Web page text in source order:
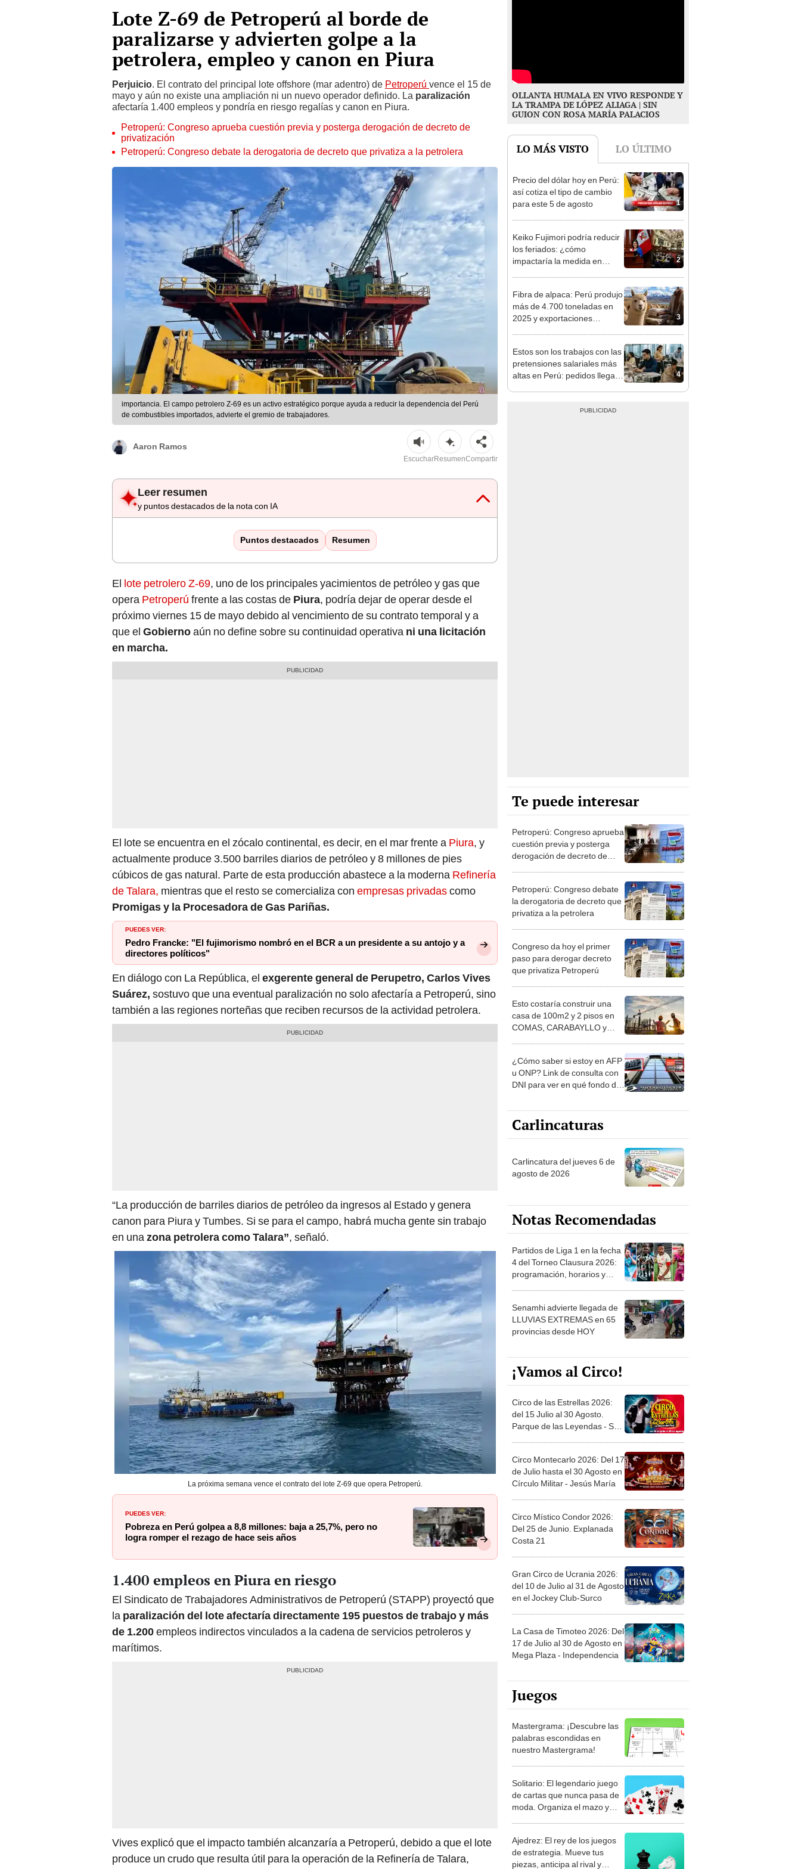
Lote Z-69 de Petroperú al borde de
paralizarse y advierten golpe a la
petrolera, empleo y canon en Piura
Perjuicio. El contrato del principal lote offshore (mar adentro) de Petroperú vence el 15 de
mayo y aún no existe una ampliación ni un nuevo operador definido. La paralización
afectaría 1.400 empleos y pondría en riesgo regalías y canon en Piura.
Petroperú: Congreso aprueba cuestión previa y posterga derogación de decreto de
privatización
Petroperú: Congreso debate la derogatoria de decreto que privatiza a la petrolera
importancia. El campo petrolero Z-69 es un activo estratégico porque ayuda a reducir la dependencia del Perú
de combustibles importados, advierte el gremio de trabajadores.
Aaron Ramos
EscucharResumenCompartir
Leer resumen
y puntos destacados de la nota con IA
Puntos destacados Resumen
El lote petrolero Z-69, uno de los principales yacimientos de petróleo y gas que
opera Petroperú frente a las costas de Piura, podría dejar de operar desde el
próximo viernes 15 de mayo debido al vencimiento de su contrato temporal y a
que el Gobiernoaún no define sobre su continuidad operativa ni una licitación
en marcha.
El lote se encuentra en el zócalo continental, es decir, en el mar frente a Piura, y
actualmente produce 3.500 barriles diarios de petróleo y 8 millones de pies
cúbicos de gas natural. Parte de esta producción abastece a la moderna Refinería
de Talara, mientras que el resto se comercializa con empresas privadascomo
Promigas y la Procesadora de Gas Pariñas.
PUEDES VER:
Pedro Francke: "El fujimorismo nombró en el BCR a un presidente a su antojo y a
directores políticos"
En diálogo con La República, el exgerente general de Perupetro, Carlos Vives
Suárez, sostuvo que una eventual paralización no solo afectaría a Petroperú, sino
también a las regiones norteñas que reciben recursos de la actividad petrolera.
“La producción de barriles diarios de petróleo da ingresos al Estado y genera
canon para Piura y Tumbes. Si se para el campo, habrá mucha gente sin trabajo
en unazona petrolera como Talara”, señaló.
La próxima semana vence el contrato del lote Z-69 que opera Petroperú.
PUEDES VER:
Pobreza en Perú golpea a 8,8 millones: baja a 25,7%, pero no
logra romper el rezago de hace seis años
1.400 empleos en Piura en riesgo
El Sindicato de Trabajadores Administrativos de Petroperú (STAPP) proyectó que
la paralización del lote afectaría directamente 195 puestos de trabajo y más
de 1.200empleos indirectos vinculados a la cadena de servicios petroleros y
marítimos.
Vives explicó que el impacto también alcanzaría a Petroperú, debido a que el lote
produce un crudo que resulta útil para la operación de la Refinería de Talara,
OLLANTA HUMALA EN VIVO RESPONDE Y
LA TRAMPA DE LÓPEZ ALIAGA | SIN
GUION CON ROSA MARÍA PALACIOS
LO MÁS VISTO LO ÚLTIMO
1
Precio del dólar hoy en Perú:
así cotiza el tipo de cambio
para este 5 de agosto
2
Keiko Fujimori podría reducir
los feriados: ¿cómo
impactaría la medida en
3
Fibra de alpaca: Perú produjo
más de 4.700 toneladas en
2025 y exportaciones
4
Estos son los trabajos con las
pretensiones salariales más
altas en Perú: pedidos llegan
Te puede interesar
Petroperú: Congreso aprueba
cuestión previa y posterga
derogación de decreto de
Petroperú: Congreso debate
la derogatoria de decreto que
privatiza a la petrolera
Congreso da hoy el primer
paso para derogar decreto
que privatiza Petroperú
Esto costaría construir una
casa de 100m2 y 2 pisos en
COMAS, CARABAYLLO y
¿Cómo saber si estoy en AFP
u ONP? Link de consulta con
DNI para ver en qué fondo de
Carlincaturas
Carlincatura del jueves 6 de
agosto de 2026
Notas Recomendadas
Partidos de Liga 1 en la fecha
4 del Torneo Clausura 2026:
programación, horarios y
Senamhi advierte llegada de
LLUVIAS EXTREMAS en 65
provincias desde HOY
¡Vamos al Circo!
Circo de las Estrellas 2026:
del 15 Julio al 30 Agosto.
Parque de las Leyendas - San
Circo Montecarlo 2026: Del 17
de Julio hasta el 30 Agosto en
Círculo Militar - Jesús María
Circo Místico Condor 2026:
Del 25 de Junio. Explanada
Costa 21
Gran Circo de Ucrania 2026:
del 10 de Julio al 31 de Agosto
en el Jockey Club-Surco
La Casa de Timoteo 2026: Del
17 de Julio al 30 de Agosto en
Mega Plaza - Independencia
Juegos
Mastergrama: ¡Descubre las
palabras escondidas en
nuestro Mastergrama!
Solitario: El legendario juego
de cartas que nunca pasa de
moda. Organiza el mazo y
Ajedrez: El rey de los juegos
de estrategia. Mueve tus
piezas, anticipa al rival y